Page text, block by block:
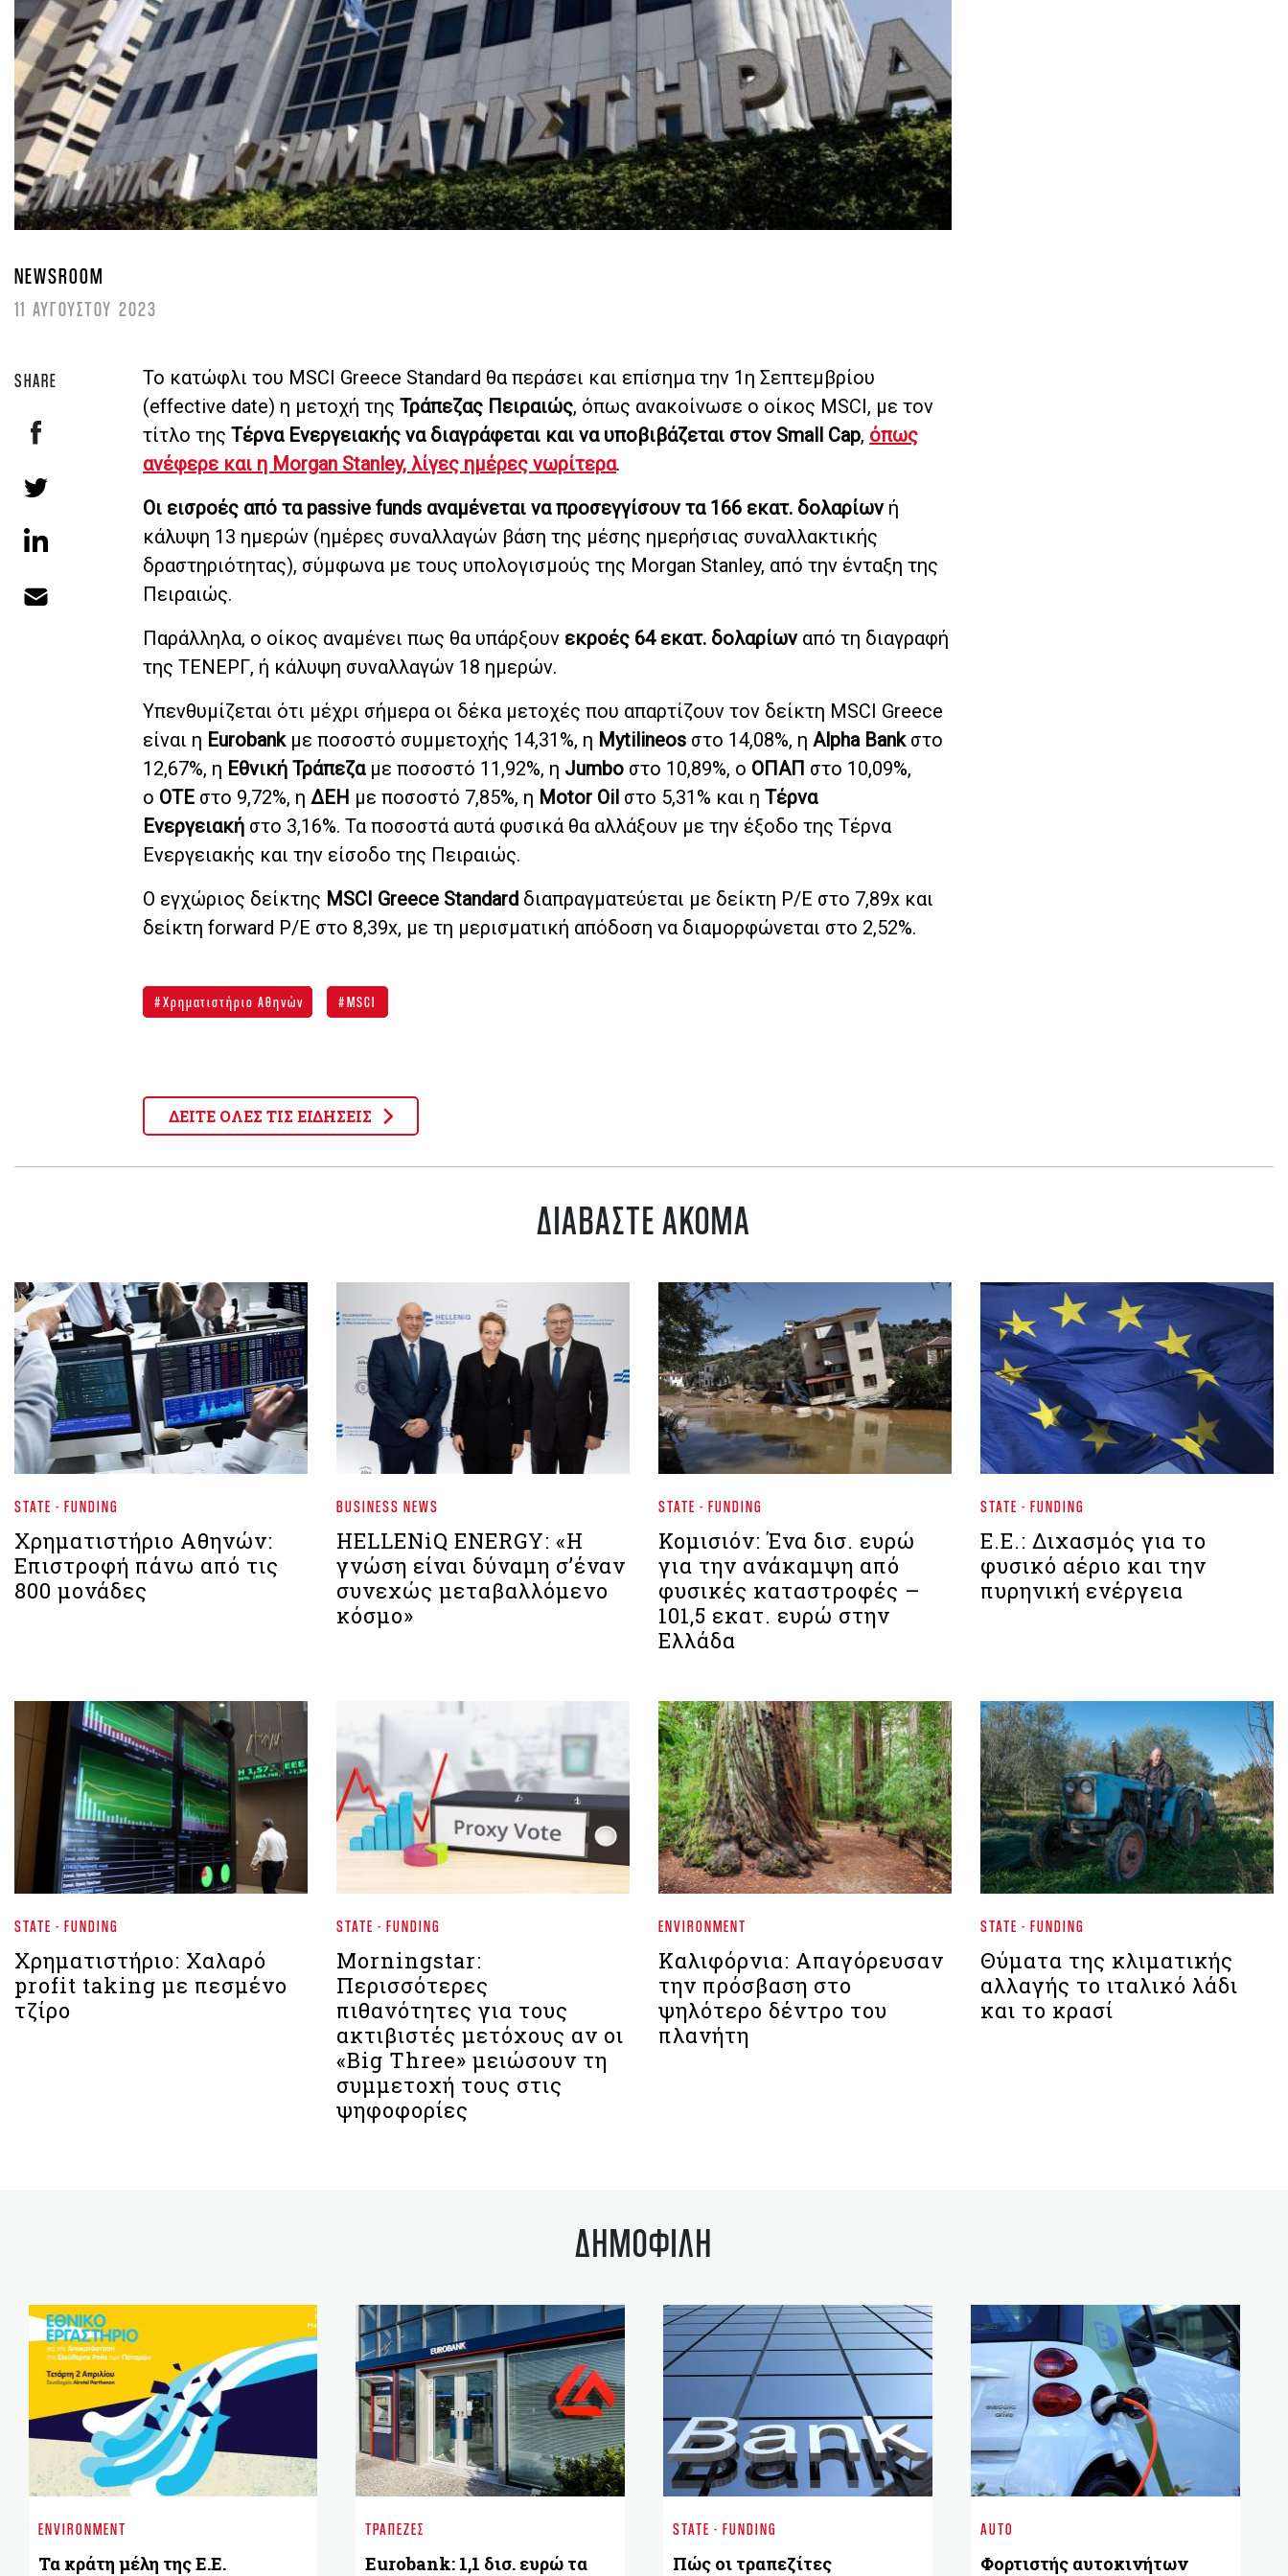
NEWSROOM
11 ΑΥΓΟΥΣΤΟΥ 2023
SHARE
Το κατώφλι του MSCI Greece Standard θα περάσει και επίσημα την 1η Σεπτεμβρίου
(effective date) η μετοχή της Τράπεζας Πειραιώς, όπως ανακοίνωσε ο οίκος MSCI, με τον
τίτλο της Τέρνα Ενεργειακής να διαγράφεται και να υποβιβάζεται στον Small Cap, όπως
ανέφερε και η Morgan Stanley, λίγες ημέρες νωρίτερα.
Οι εισροές από τα passive funds αναμένεται να προσεγγίσουν τα 166 εκατ. δολαρίωνή
κάλυψη 13 ημερών (ημέρες συναλλαγών βάση της μέσης ημερήσιας συναλλακτικής
δραστηριότητας), σύμφωνα με τους υπολογισμούς της Morgan Stanley, από την ένταξη της
Πειραιώς.
Παράλληλα, ο οίκος αναμένει πως θα υπάρξουν εκροές 64 εκατ. δολαρίωναπό τη διαγραφή
της ΤΕΝΕΡΓ, ή κάλυψη συναλλαγών 18 ημερών.
Υπενθυμίζεται ότι μέχρι σήμερα οι δέκα μετοχές που απαρτίζουν τον δείκτη MSCI Greece
είναι η Eurobankμε ποσοστό συμμετοχής 14,31%, η Mytilineos στο 14,08%, η Alpha Bankστο
12,67%, η Εθνική Τράπεζαμε ποσοστό 11,92%, η Jumbo στο 10,89%, ο ΟΠΑΠ στο 10,09%,
ο ΟΤΕ στο 9,72%, η ΔΕΗ με ποσοστό 7,85%, η Motor Oil στο 5,31% και η Τέρνα
Ενεργειακή στο 3,16%. Τα ποσοστά αυτά φυσικά θα αλλάξουν με την έξοδο της Τέρνα
Ενεργειακής και την είσοδο της Πειραιώς.
Ο εγχώριος δείκτης MSCI Greece Standard διαπραγματεύεται με δείκτη P/E στο 7,89x και
δείκτη forward P/E στο 8,39x, με τη μερισματική απόδοση να διαμορφώνεται στο 2,52%.
Χρηματιστήριο Αθηνών MSCI
ΔΕΙΤΕ ΟΛΕΣ ΤΙΣ ΕΙΔΗΣΕΙΣ
ΔΙΑΒΑΣΤΕ ΑΚΟΜΑ
STATE - FUNDING
Χρηματιστήριο Αθηνών:
Eπιστροφή πάνω από τις
800 μονάδες
BUSINESS NEWS
HELLENiQ ENERGY: «Η
γνώση είναι δύναμη σ’έναν
συνεχώς μεταβαλλόμενο
κόσμο»
STATE - FUNDING
Κομισιόν: Ένα δισ. ευρώ
για την ανάκαμψη από
φυσικές καταστροφές –
101,5 εκατ. ευρώ στην
Ελλάδα
STATE - FUNDING
Ε.Ε.: Διχασμός για το
φυσικό αέριο και την
πυρηνική ενέργεια
STATE - FUNDING
Χρηματιστήριο: Χαλαρό
profit taking με πεσμένο
τζίρο
STATE - FUNDING
Morningstar:
Περισσότερες
πιθανότητες για τους
ακτιβιστές μετόχους αν οι
«Big Three» μειώσουν τη
συμμετοχή τους στις
ψηφοφορίες
ENVIRONMENT
Καλιφόρνια: Απαγόρευσαν
την πρόσβαση στο
ψηλότερο δέντρο του
πλανήτη
STATE - FUNDING
Θύματα της κλιματικής
αλλαγής το ιταλικό λάδι
και το κρασί
ΔΗΜΟΦΙΛΗ
ENVIRONMENT
Τα κράτη μέλη της Ε.Ε.
ΤΡΆΠΕΖΕΣ
Eurobank: 1,1 δισ. ευρώ τα
STATE - FUNDING
Πώς οι τραπεζίτες
AUTO
Φορτιστής αυτοκινήτων